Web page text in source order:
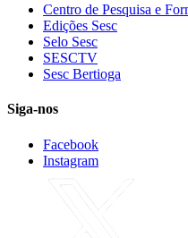
Centro de Pesquisa e
Edições Sesc
Selo Sesc
SESCTV
Sesc Bertioga
Siga-nos
Facebook
Instagram